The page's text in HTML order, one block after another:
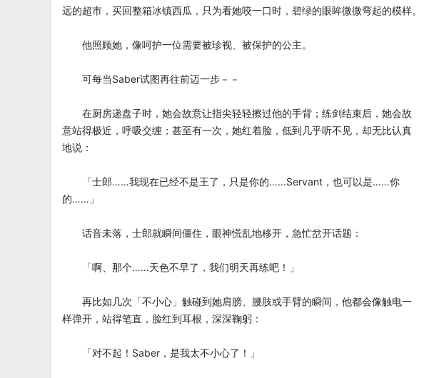
远的超市，买回整箱冰镇西瓜，只为看她咬一口时，碧绿的眼眸微微弯起的模样。
他照顾她，像呵护一位需要被珍视、被保护的公主。
可每当Saber试图再往前迈一步－－
在厨房递盘子时，她会故意让指尖轻轻擦过他的手背；练剑结束后，她会故
意站得极近，呼吸交缠；甚至有一次，她红着脸，低到几乎听不见，却无比认真
地说：
「士郎……我现在已经不是王了，只是你的……Servant，也可以是……你
的……」
话音未落，士郎就瞬间僵住，眼神慌乱地移开，急忙岔开话题：
「啊、那个……天色不早了，我们明天再练吧！」
再比如几次「不小心」触碰到她肩膀、腰肢或手臂的瞬间，他都会像触电一
样弹开，站得笔直，脸红到耳根，深深鞠躬：
「对不起！Saber，是我太不小心了！」